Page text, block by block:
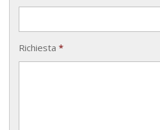
Richiesta *